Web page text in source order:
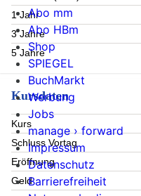
1 Jahr
3 Jahre
5 Jahre
Kursdaten
Kurs
Schluss Vortag
Eröffnung
Geld
Abo mm
Abo HBm
Shop
SPIEGEL
BuchMarkt
Werbung
Jobs
manage › forward
Impressum
Datenschutz
Barrierefreiheit